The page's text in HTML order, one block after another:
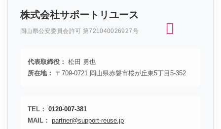
株式会社サポートリユース
岡山県公安委員会許可 第721040026927号
代表取締役： 松田 勇也
所在地：
〒709-0721 岡山県赤磐市桜が丘東5丁目5-352
TEL： 0120-007-381
MAIL： partner@support-reuse.jp